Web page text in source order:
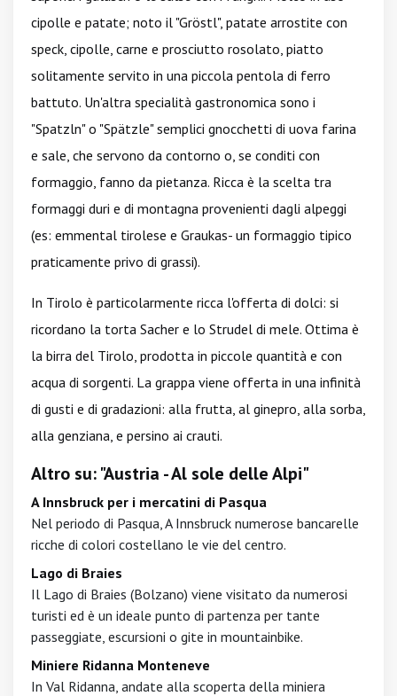
cipolle e patate; noto il "Gröstl", patate arrostite con
speck, cipolle, carne e prosciutto rosolato, piatto
solitamente servito in una piccola pentola di ferro
battuto. Un'altra specialità gastronomica sono i
"Spatzln" o "Spätzle" semplici gnocchetti di uova farina
e sale, che servono da contorno o, se conditi con
formaggio, fanno da pietanza. Ricca è la scelta tra
formaggi duri e di montagna provenienti dagli alpeggi
(es: emmental tirolese e Graukas- un formaggio tipico
praticamente privo di grassi).
In Tirolo è particolarmente ricca l'offerta di dolci: si
ricordano la torta Sacher e lo Strudel di mele. Ottima è
la birra del Tirolo, prodotta in piccole quantità e con
acqua di sorgenti. La grappa viene offerta in una infinità
di gusti e di gradazioni: alla frutta, al ginepro, alla sorba,
alla genziana, e persino ai crauti.
Altro su: "Austria - Al sole delle Alpi"
A Innsbruck per i mercatini di Pasqua
Nel periodo di Pasqua, A Innsbruck numerose bancarelle
ricche di colori costellano le vie del centro.
Lago di Braies
Il Lago di Braies (Bolzano) viene visitato da numerosi
turisti ed è un ideale punto di partenza per tante
passeggiate, escursioni o gite in mountainbike.
Miniere Ridanna Monteneve
In Val Ridanna, andate alla scoperta della miniera